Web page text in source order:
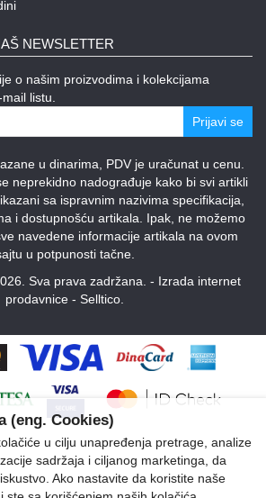
NEWSLETTER
o našim proizvodima i kolekcijama
listu.
Prijavi se
u dinarima, PDV je uračunat u cenu.
neprekidno nadograđuje kako bi svi artikli
sa ispravnim nazivima specifikacija,
i dostupnošću artikala. Ipak, ne možemo
navedene informacije artikala na ovom
u potpunosti tačne.
Sva prava zadržana. - Izrada internet
prodavnice - Selltico.
(eng. Cookies)
u cilju unapređenja pretrage, analize
sadržaja i ciljanog marketinga, da
Ako nastavite da koristite naše